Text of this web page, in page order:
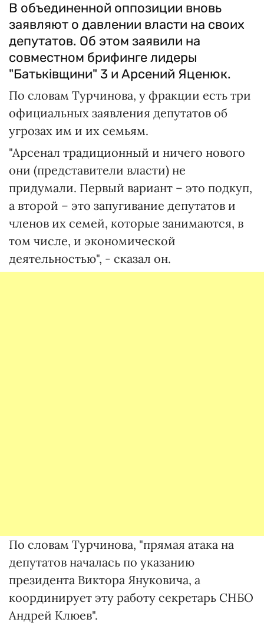
В объединенной оппозиции вновь
заявляют о давлении власти на своих
депутатов. Об этом заявили на
совместном брифинге лидеры
"Батьківщини" 3 и Арсений Яценюк.
По словам Турчинова, у фракции есть три
официальных заявления депутатов об
угрозах им и их семьям.
"Арсенал традиционный и ничего нового
они (представители власти) не
придумали. Первый вариант – это подкуп,
а второй – это запугивание депутатов и
членов их семей, которые занимаются, в
том числе, и экономической
деятельностью", - сказал он.
По словам Турчинова, "прямая атака на
депутатов началась по указанию
президента Виктора Януковича, а
координирует эту работу секретарь СНБО
Андрей Клюев".